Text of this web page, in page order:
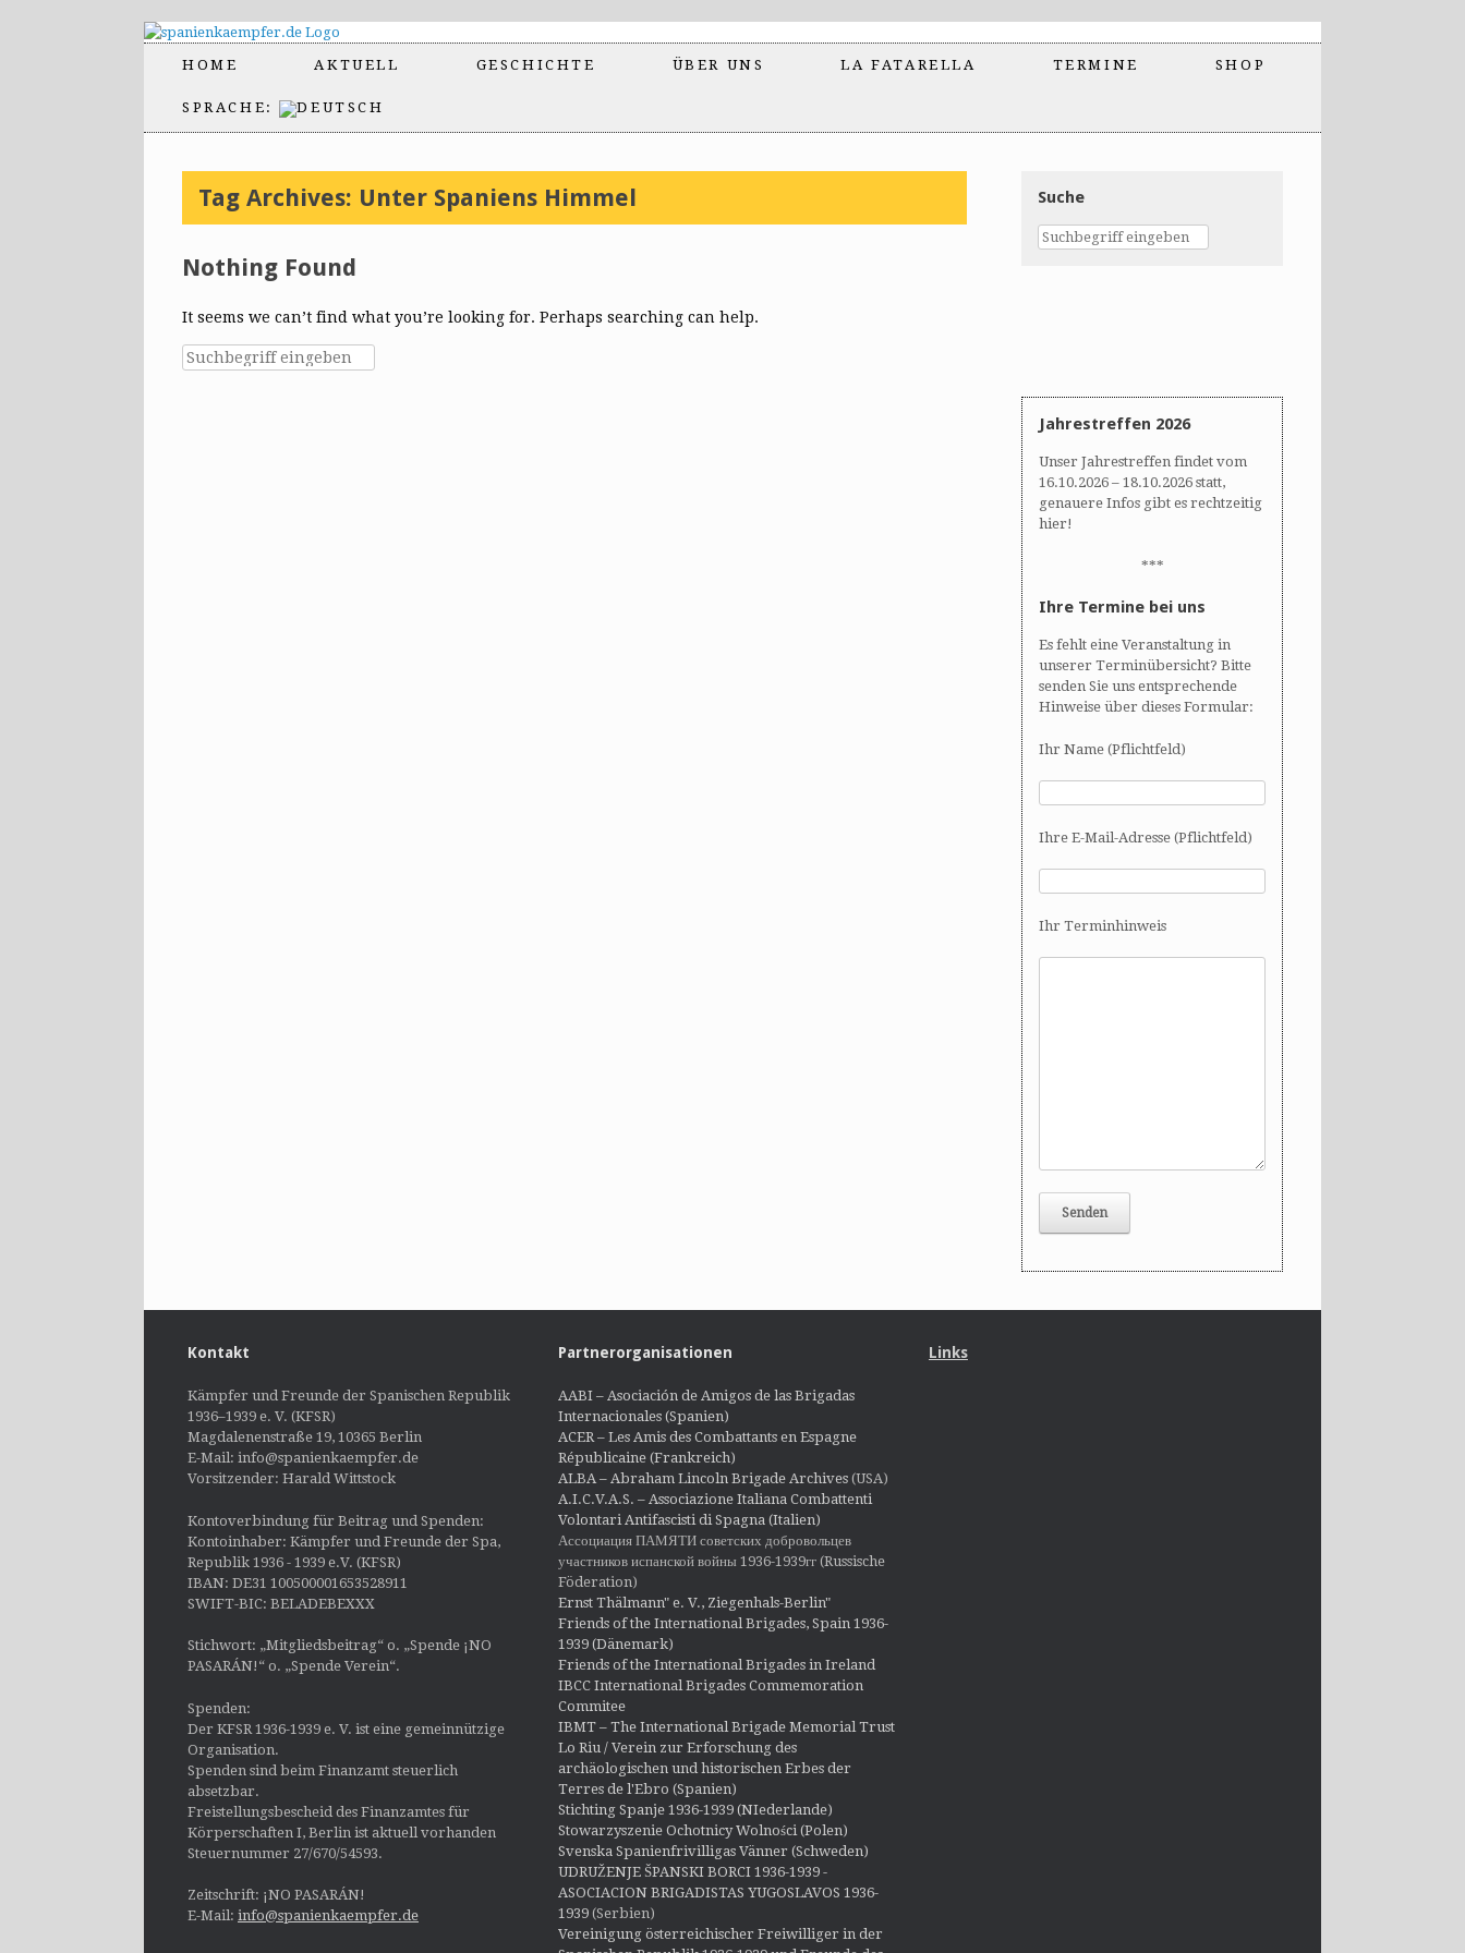
HOME AKTUELL GESCHICHTE ÜBER UNS LA FATARELLA TERMINE SHOP
SPRACHE:
Tag Archives: Unter Spaniens Himmel
Nothing Found
It seems we can’t find what you’re looking for. Perhaps searching can help.
Suche
Jahrestreffen 2026
Unser Jahrestreffen findet vom
16.10.2026 – 18.10.2026 statt,
genauere Infos gibt es rechtzeitig
hier!
***
Ihre Termine bei uns
Es fehlt eine Veranstaltung in
unserer Terminübersicht? Bitte
senden Sie uns entsprechende
Hinweise über dieses Formular:
Ihr Name (Pflichtfeld)
Ihre E-Mail-Adresse (Pflichtfeld)
Ihr Terminhinweis
Kontakt
Kämpfer und Freunde der Spanischen Republik
1936–1939 e. V. (KFSR)
Magdalenenstraße 19, 10365 Berlin
E-Mail: info@spanienkaempfer.de
Vorsitzender: Harald Wittstock
Kontoverbindung für Beitrag und Spenden:
Kontoinhaber: Kämpfer und Freunde der Spa,
Republik 1936 - 1939 e.V. (KFSR)
IBAN: DE31 100500001653528911
SWIFT-BIC: BELADEBEXXX
Stichwort: „Mitgliedsbeitrag“ o. „Spende ¡NO
PASARÁN!“ o. „Spende Verein“.
Spenden:
Der KFSR 1936-1939 e. V. ist eine gemeinnützige
Organisation.
Spenden sind beim Finanzamt steuerlich
absetzbar.
Freistellungsbescheid des Finanzamtes für
Körperschaften I, Berlin ist aktuell vorhanden
Steuernummer 27/670/54593.
Zeitschrift: ¡NO PASARÁN!
E-Mail: info@spanienkaempfer.de
Partnerorganisationen
AABI – Asociación de Amigos de las Brigadas
Internacionales (Spanien)
ACER – Les Amis des Combattants en Espagne
Républicaine (Frankreich)
ALBA – Abraham Lincoln Brigade Archives(USA)
A.I.C.V.A.S. – Associazione Italiana Combattenti
Volontari Antifascisti di Spagna (Italien)
Ассоциация ПАМЯТИ советских добровольцев
участников испанской войны 1936-1939гг (Russische
Föderation)
Ernst Thälmann" e. V., Ziegenhals-Berlin"
Friends of the International Brigades, Spain 1936-
1939 (Dänemark)
Friends of the International Brigades in Ireland
IBCC International Brigades Commemoration
Commitee
IBMT – The International Brigade Memorial Trust
Lo Riu / Verein zur Erforschung des
archäologischen und historischen Erbes der
Terres de l'Ebro (Spanien)
Stichting Spanje 1936-1939 (NIederlande)
Stowarzyszenie Ochotnicy Wolności (Polen)
Svenska Spanienfrivilligas Vänner (Schweden)
UDRUŽENJE ŠPANSKI BORCI 1936-1939 -
ASOCIACION BRIGADISTAS YUGOSLAVOS 1936-
1939(Serbien)
Vereinigung österreichischer Freiwilliger in der
Links